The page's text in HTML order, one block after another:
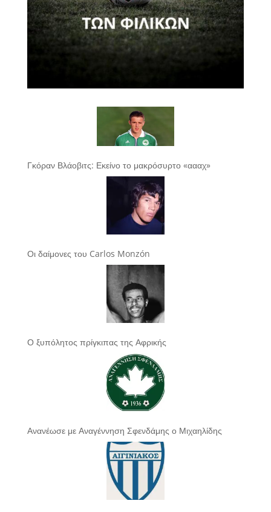
Γκόραν Βλάοβιτς: Εκείνο το μακρόσυρτο «αααχ»
Οι δαίμονες του Carlos Monzón
Ο ξυπόλητος πρίγκιπας της Αφρικής
Ανανέωσε με Αναγέννηση Σφενδάμης ο Μιχαηλίδης